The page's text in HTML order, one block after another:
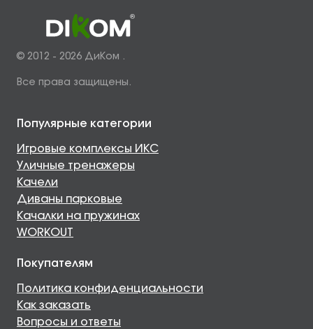
© 2012 - 2026 ДиКом .
Все права защищены.
Популярные категории
Игровые комплексы ИКС
Уличные тренажеры
Качели
Диваны парковые
Качалки на пружинах
WORKOUT
Покупателям
Политика конфиденциальности
Как заказать
Вопросы и ответы